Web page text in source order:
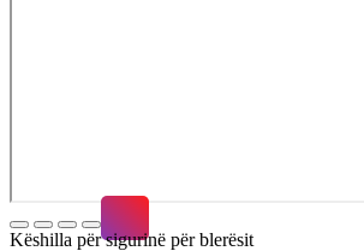
Këshilla për sigurinë për blerësit